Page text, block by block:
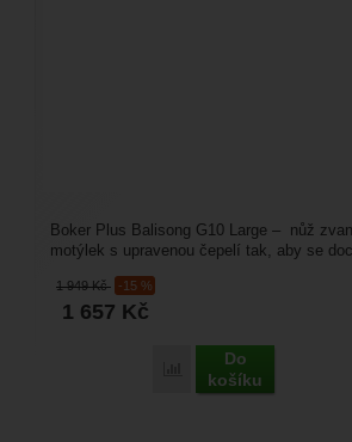
1 949Kč -15 %
1 657 Kč
Porovnat
Do
košíku
Boker Plus Balisong G10 Large – nůž
motýlek s upravenou čepelí tak, aby se